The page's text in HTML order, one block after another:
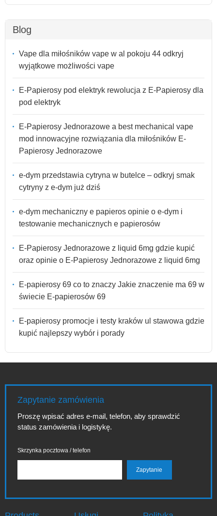
Blog
Vape dla miłośników vape w al pokoju 44 odkryj
wyjątkowe możliwości vape
E-Papierosy pod elektryk rewolucja z E-Papierosy dla
pod elektryk
E-Papierosy Jednorazowe a best mechanical vape
mod innowacyjne rozwiązania dla miłośników E-
Papierosy Jednorazowe
e-dym przedstawia cytryna w butelce – odkryj smak
cytryny z e-dym już dziś
e-dym mechaniczny e papieros opinie o e-dym i
testowanie mechanicznych e papierosów
E-Papierosy Jednorazowe z liquid 6mg gdzie kupić
oraz opinie o E-Papierosy Jednorazowe z liquid 6mg
E-papierosy 69 co to znaczy Jakie znaczenie ma 69 w
świecie E-papierosów 69
E-papierosy promocje i testy kraków ul stawowa gdzie
kupić najlepszy wybór i porady
Zapytanie zamówienia
Proszę wpisać adres e-mail, telefon, aby sprawdzić
status zamówienia i logistykę.
Skrzynka pocztowa / telefon